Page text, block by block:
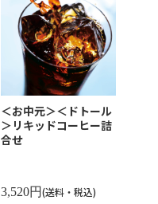
＜お中元＞＜ドトール
＞リキッドコーヒー詰
合せ
3,520円(送料・税込)